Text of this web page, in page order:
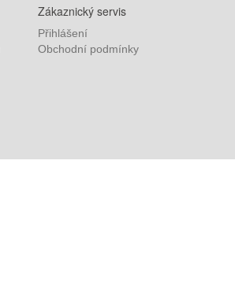
Zákaznický servis
Přihlášení
Obchodní podmínky